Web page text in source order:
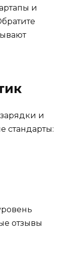
и
и
стандарты:
отзывы